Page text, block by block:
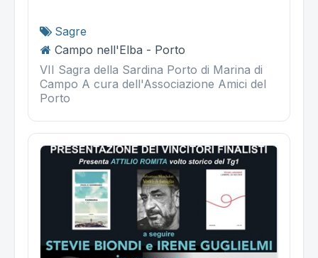
Sagre
Campo nell'Elba - Porto
VII Sagra della Sardina Porto di Marina di
Campo A cura dell'Associazione Amici del
Porto